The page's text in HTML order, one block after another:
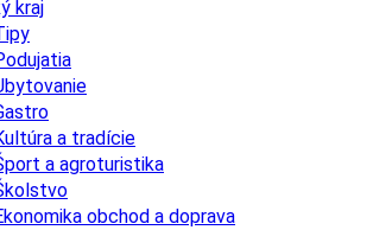
kraj
a tradície
a agroturistika
obchod a doprava